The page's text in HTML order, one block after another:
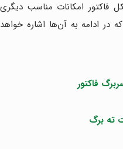
امکانات مناسب دیگری
در ادامه به آن‌ها اشاره خواهد